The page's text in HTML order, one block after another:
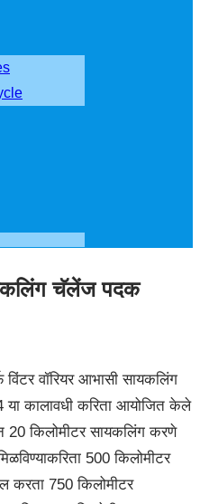
चॅलेंज पदक
वॉरियर आभासी सायकलिंग
कालावधी करिता आयोजित केले
20 किलोमीटर सायकलिंग करणे
500 किलोमीटर
करता 750 किलोमीटर